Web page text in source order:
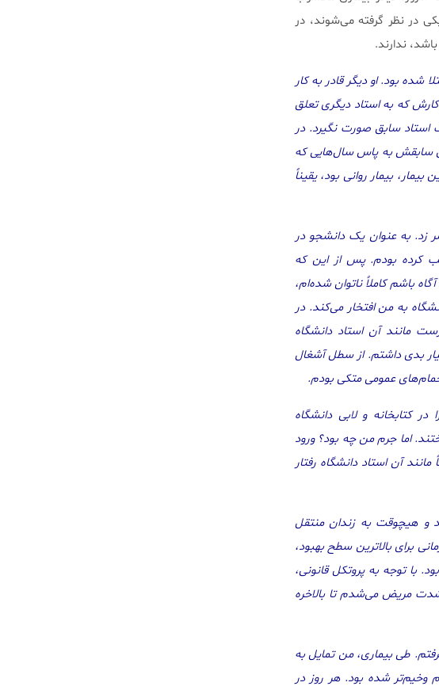
در نظر گرفته می‌شوند، در
ندارند.
شده بود. او دیگر قادر به کار
که به استاد دیگری تعلق
سابق صورت نگیرد. در
سابقش به پاس سال‌هایی که
بیمار روانی بود، یقیناً
سر زد. به عنوان یک دانشجو در
کسب کرده بودم. پس از این که
باشم کاملاً ناتوان شده‌ام،
به من افتخار می‌کند. در
مانند آن استاد دانشگاه
عوض شده است. به مدت ۳ سال، زندگی بسیار بدی داشتم. از سطل آشغال
عمومی متکی بودم.
و لابی دانشگاه
اما جرم من چه بود؟ ورود
آن استاد دانشگاه رفتار
و هیچوقت به زندان منتقل
برای بالاترین سطح بهبود،
با توجه به پروتکل قانونی،
شدت مریض می‌شدم تا بالاخره
طی بیماری، من تمایل به
وخیم‌تر شده بود. هر روز در